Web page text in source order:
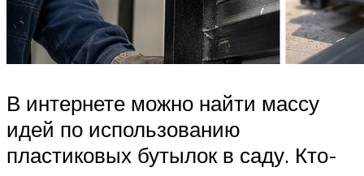
В интернете можно найти массу
идей по использованию
пластиковых бутылок в саду. Кто-